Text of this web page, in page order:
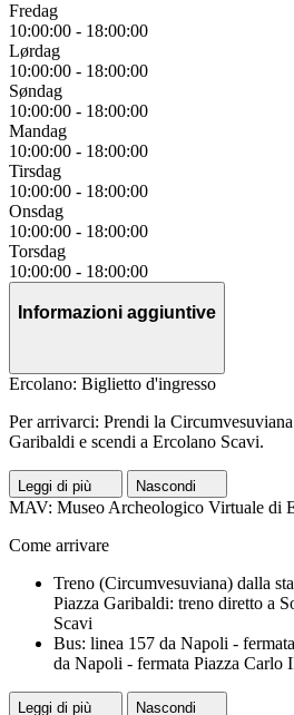
Fredag
10:00:00 - 18:00:00
Lørdag
10:00:00 - 18:00:00
Søndag
10:00:00 - 18:00:00
Mandag
10:00:00 - 18:00:00
Tirsdag
10:00:00 - 18:00:00
Onsdag
10:00:00 - 18:00:00
Torsdag
10:00:00 - 18:00:00
Informazioni aggiuntive
Ercolano: Biglietto d'ingresso
Per arrivarci: Prendi la
Garibaldi e scendi a Ercolano Scavi.
Leggi di più Nascondi
MAV: Museo Archeologico Virtuale di
Come arrivare
Treno (Circumvesuviana) dalla
Piazza Garibaldi: treno diretto a
Scavi
Bus: linea 157 da Napoli -
da Napoli - fermata Piazza Carlo
Leggi di più Nascondi